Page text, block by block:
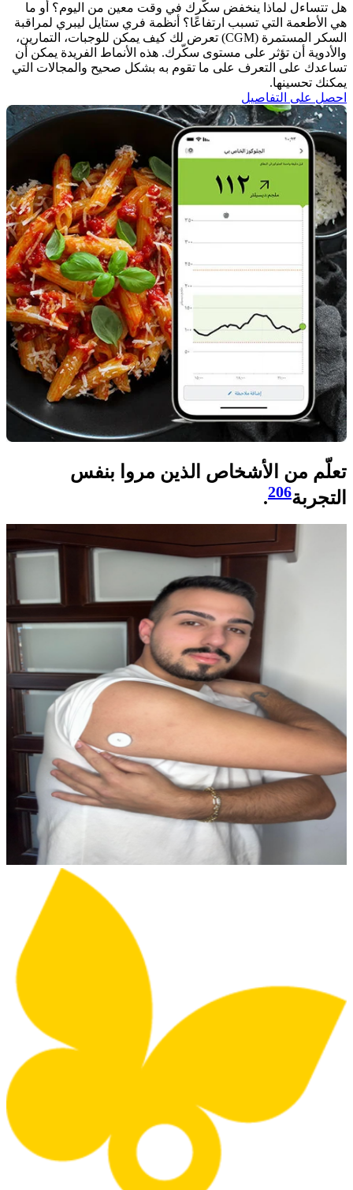
هل تتساءل لماذا ينخفض سكّرك في وقت معين من اليوم؟ أو ما
هي الأطعمة التي تسبب ارتفاعًا؟ أنظمة فري ستايل ليبري لمراقبة
السكر المستمرة (CGM) تعرض لك كيف يمكن للوجبات، التمارين،
والأدوية أن تؤثر على مستوى سكّرك. هذه الأنماط الفريدة يمكن أن
تساعدك على التعرف على ما تقوم به بشكل صحيح والمجالات التي
يمكنك تحسينها. ​
احصل على التفاصيل
تعلّم من الأشخاص الذين مروا بنفس
التجربة206
.